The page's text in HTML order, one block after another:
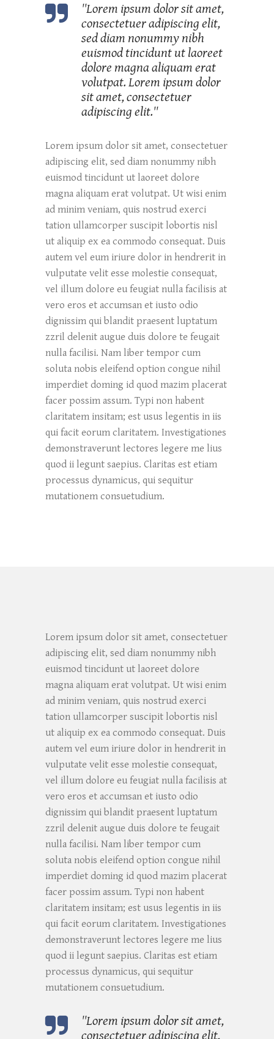
''Lorem ipsum dolor sit amet,
consectetuer adipiscing elit,
sed diam nonummy nibh
euismod tincidunt ut laoreet
dolore magna aliquam erat
volutpat. Lorem ipsum dolor
sit amet, consectetuer
adipiscing elit.''
Lorem ipsum dolor sit amet, consectetuer
adipiscing elit, sed diam nonummy nibh
euismod tincidunt ut laoreet dolore
magna aliquam erat volutpat. Ut wisi enim
ad minim veniam, quis nostrud exerci
tation ullamcorper suscipit lobortis nisl
ut aliquip ex ea commodo consequat. Duis
autem vel eum iriure dolor in hendrerit in
vulputate velit esse molestie consequat,
vel illum dolore eu feugiat nulla facilisis at
vero eros et accumsan et iusto odio
dignissim qui blandit praesent luptatum
zzril delenit augue duis dolore te feugait
nulla facilisi. Nam liber tempor cum
soluta nobis eleifend option congue nihil
imperdiet doming id quod mazim placerat
facer possim assum. Typi non habent
claritatem insitam; est usus legentis in iis
qui facit eorum claritatem. Investigationes
demonstraverunt lectores legere me lius
quod ii legunt saepius. Claritas est etiam
processus dynamicus, qui sequitur
mutationem consuetudium.
Lorem ipsum dolor sit amet, consectetuer
adipiscing elit, sed diam nonummy nibh
euismod tincidunt ut laoreet dolore
magna aliquam erat volutpat. Ut wisi enim
ad minim veniam, quis nostrud exerci
tation ullamcorper suscipit lobortis nisl
ut aliquip ex ea commodo consequat. Duis
autem vel eum iriure dolor in hendrerit in
vulputate velit esse molestie consequat,
vel illum dolore eu feugiat nulla facilisis at
vero eros et accumsan et iusto odio
dignissim qui blandit praesent luptatum
zzril delenit augue duis dolore te feugait
nulla facilisi. Nam liber tempor cum
soluta nobis eleifend option congue nihil
imperdiet doming id quod mazim placerat
facer possim assum. Typi non habent
claritatem insitam; est usus legentis in iis
qui facit eorum claritatem. Investigationes
demonstraverunt lectores legere me lius
quod ii legunt saepius. Claritas est etiam
processus dynamicus, qui sequitur
mutationem consuetudium.
''Lorem ipsum dolor sit amet,
consectetuer adipiscing elit,